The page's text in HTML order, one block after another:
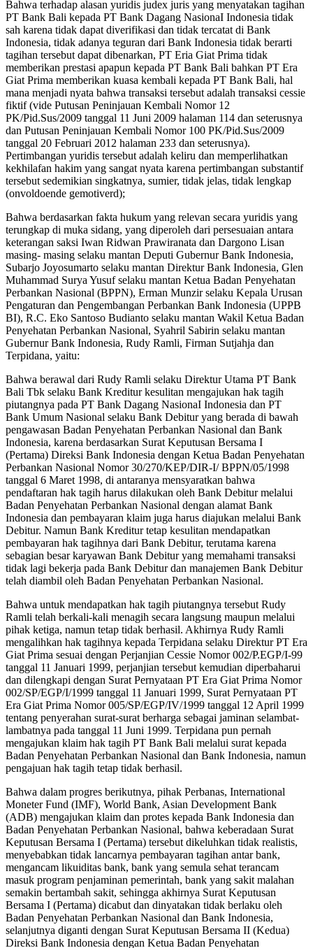
Bahwa terhadap alasan yuridis judex juris yang menyatakan tagihan
PT Bank Bali kepada PT Bank Dagang NasionaI Indonesia tidak
sah karena tidak dapat diverifikasi dan tidak tercatat di Bank
Indonesia, tidak adanya teguran dari Bank Indonesia tidak berarti
tagihan tersebut dapat dibenarkan, PT Eria Giat Prima tidak
memberikan prestasi apapun kepada PT Bank Bali bahkan PT Era
Giat Prima memberikan kuasa kembali kepada PT Bank Bali, hal
mana menjadi nyata bahwa transaksi tersebut adalah transaksi cessie
fiktif (vide Putusan Peninjauan Kembali Nomor 12
PK/Pid.Sus/2009 tanggal 11 Juni 2009 halaman 114 dan seterusnya
dan Putusan Peninjauan Kembali Nomor 100 PK/Pid.Sus/2009
tanggal 20 Februari 2012 halaman 233 dan seterusnya).
Pertimbangan yuridis tersebut adalah keliru dan memperlihatkan
kekhilafan hakim yang sangat nyata karena pertimbangan substantif
tersebut sedemikian singkatnya, sumier, tidak jelas, tidak lengkap
(onvoldoende gemotiverd);
Bahwa berdasarkan fakta hukum yang relevan secara yuridis yang
terungkap di muka sidang, yang diperoleh dari persesuaian antara
keterangan saksi Iwan Ridwan Prawiranata dan Dargono Lisan
masing- masing selaku mantan Deputi Gubernur Bank Indonesia,
Subarjo Joyosumarto selaku mantan Direktur Bank Indonesia, Glen
Muhammad Surya Yusuf selaku mantan Ketua Badan Penyehatan
Perbankan Nasional (BPPN), Erman Munzir selaku Kepala Urusan
Pengaturan dan Pengembangan Perbankan Bank Indonesia (UPPB
BI), R.C. Eko Santoso Budianto selaku mantan Wakil Ketua Badan
Penyehatan Perbankan Nasional, Syahril Sabirin selaku mantan
Gubernur Bank Indonesia, Rudy Ramli, Firman Sutjahja dan
Terpidana, yaitu:
Bahwa berawal dari Rudy Ramli selaku Direktur Utama PT Bank
Bali Tbk selaku Bank Kreditur kesulitan mengajukan hak tagih
piutangnya pada PT Bank Dagang NasionaI Indonesia dan PT
Bank Umum Nasional selaku Bank Debitur yang berada di bawah
pengawasan Badan Penyehatan Perbankan Nasional dan Bank
Indonesia, karena berdasarkan Surat Keputusan Bersama I
(Pertama) Direksi Bank Indonesia dengan Ketua Badan Penyehatan
Perbankan Nasional Nomor 30/270/KEP/DIR-I/ BPPN/05/1998
tanggal 6 Maret 1998, di antaranya mensyaratkan bahwa
pendaftaran hak tagih harus dilakukan oleh Bank Debitur melalui
Badan Penyehatan Perbankan Nasional dengan alamat Bank
Indonesia dan pembayaran klaim juga harus diajukan melalui Bank
Debitur. Namun Bank Kreditur tetap kesulitan mendapatkan
pembayaran hak tagihnya dari Bank Debitur, terutama karena
sebagian besar karyawan Bank Debitur yang memahami transaksi
tidak lagi bekerja pada Bank Debitur dan manajemen Bank Debitur
telah diambil oleh Badan Penyehatan Perbankan Nasional.
Bahwa untuk mendapatkan hak tagih piutangnya tersebut Rudy
Ramli telah berkali-kali menagih secara langsung maupun melalui
pihak ketiga, namun tetap tidak berhasil. Akhirnya Rudy Ramli
mengalihkan hak tagihnya kepada Terpidana selaku Direktur PT Era
Giat Prima sesuai dengan Perjanjian Cessie Nomor 002/P.EGP/I-99
tanggal 11 Januari 1999, perjanjian tersebut kemudian diperbaharui
dan dilengkapi dengan Surat Pernyataan PT Era Giat Prima Nomor
002/SP/EGP/I/1999 tanggal 11 Januari 1999, Surat Pernyataan PT
Era Giat Prima Nomor 005/SP/EGP/IV/1999 tanggal 12 April 1999
tentang penyerahan surat-surat berharga sebagai jaminan selambat-
lambatnya pada tanggal 11 Juni 1999. Terpidana pun pernah
mengajukan klaim hak tagih PT Bank Bali melalui surat kepada
Badan Penyehatan Perbankan Nasional dan Bank Indonesia, namun
pengajuan hak tagih tetap tidak berhasil.
Bahwa dalam progres berikutnya, pihak Perbanas, International
Moneter Fund (IMF), World Bank, Asian Development Bank
(ADB) mengajukan klaim dan protes kepada Bank Indonesia dan
Badan Penyehatan Perbankan Nasional, bahwa keberadaan Surat
Keputusan Bersama I (Pertama) tersebut dikeluhkan tidak realistis,
menyebabkan tidak lancarnya pembayaran tagihan antar bank,
mengancam likuiditas bank, bank yang semula sehat terancam
masuk program penjaminan pemerintah, bank yang sakit malahan
semakin bertambah sakit, sehingga akhirnya Surat Keputusan
Bersama I (Pertama) dicabut dan dinyatakan tidak berlaku oleh
Badan Penyehatan Perbankan Nasional dan Bank Indonesia,
selanjutnya diganti dengan Surat Keputusan Bersama II (Kedua)
Direksi Bank Indonesia dengan Ketua Badan Penyehatan